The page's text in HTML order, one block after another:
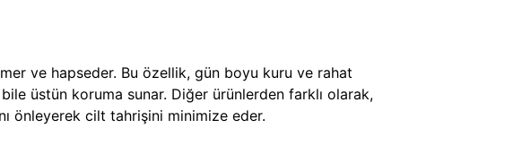
ve hapseder. Bu özellik, gün boyu kuru ve rahat
üstün koruma sunar. Diğer ürünlerden farklı olarak,
önleyerek cilt tahrişini minimize eder.